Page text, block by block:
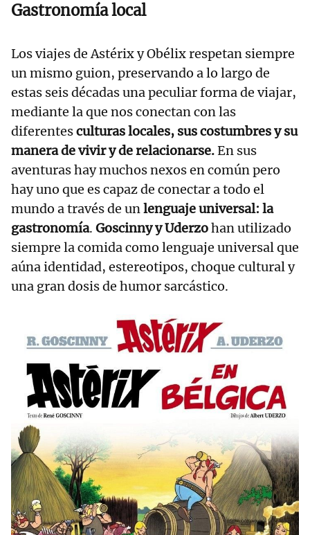
Gastronomía local
Los viajes de Astérix y Obélix respetan siempre
un mismo guion, preservando a lo largo de
estas seis décadas una peculiar forma de viajar,
mediante la que nos conectan con las
diferentesculturas locales, sus costumbres y su
manera de vivir y de relacionarse.En sus
aventuras hay muchos nexos en común pero
hay uno que es capaz de conectar a todo el
mundo a través de unlenguaje universal: la
gastronomía. Goscinny y Uderzohan utilizado
siempre la comida como lenguaje universal que
aúna identidad, estereotipos, choque cultural y
una gran dosis de humor sarcástico.